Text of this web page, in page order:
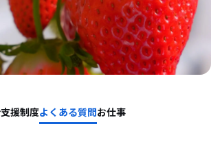
支援制度よくある質問お仕事